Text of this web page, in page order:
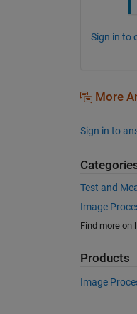
Sign in to
More
Sign in to
Test and
Image
Find more on
Products
Image